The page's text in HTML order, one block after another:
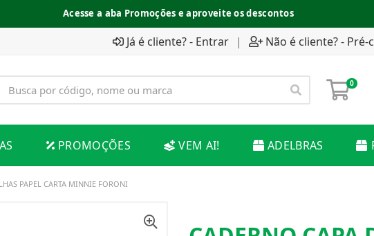
Acesse a aba Promoções e aproveite os descontos
Já é cliente? - Entrar | Não é cliente? - Pré-
0
PROMOÇÕES VEM AI! ADELBRAS
PAPEL CARTA MINNIE FORONI